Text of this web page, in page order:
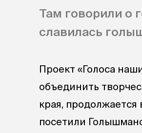
Там говорили о
славилась
Проект «Голоса
объединить
края, продолжается
посетили